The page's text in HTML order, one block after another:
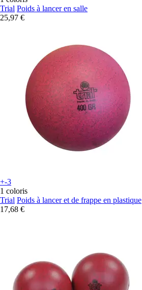
Trial Poids à lancer en salle
25,97 €
+-3
1 coloris
Trial Poids à lancer et de frappe en plastique
17,68 €